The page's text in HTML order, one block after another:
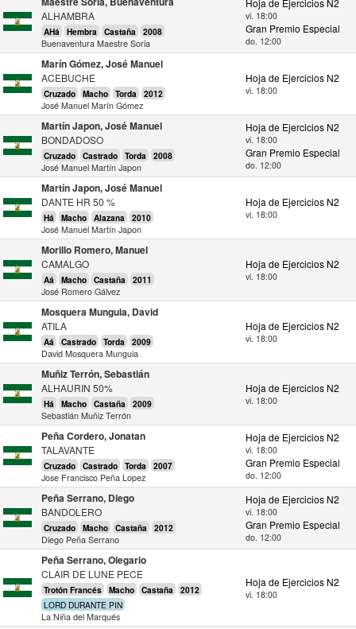
ALHAMBRA
AHá Hembra Castaña 2008
Buenaventura Maestre Soria
Hoja de Ejercicios N2
vi. 18:00
Gran Premio Especial
do. 12:00
Marín Gómez, José Manuel
ACEBUCHE
Cruzado Macho Torda 2012
José Manuel Marín Gómez
Hoja de Ejercicios N2
vi. 18:00
Martín Japon, José Manuel
BONDADOSO
Cruzado Castrado Torda 2008
José Manuel Martín Japon
Hoja de Ejercicios N2
vi. 18:00
Gran Premio Especial
do. 12:00
Martín Japon, José Manuel
DANTE HR 50 %
Há Macho Alazana 2010
José Manuel Martín Japon
Hoja de Ejercicios N2
vi. 18:00
Morillo Romero, Manuel
CAMALGO
Aá Macho Castaña 2011
José Romero Gálvez
Hoja de Ejercicios N2
vi. 18:00
Mosquera Munguia, David
ATILA
Aá Castrado Torda 2009
David Mosquera Munguia
Hoja de Ejercicios N2
vi. 18:00
Muñiz Terrón, Sebastián
ALHAURIN 50%
Há Macho Castaña 2009
Sebastián Muñiz Terrón
Hoja de Ejercicios N2
vi. 18:00
Peña Cordero, Jonatan
TALAVANTE
Cruzado Castrado Torda 2007
Jose Francisco Peña Lopez
Hoja de Ejercicios N2
vi. 18:00
Gran Premio Especial
do. 12:00
Peña Serrano, Diego
BANDOLERO
Cruzado Macho Castaña 2012
Diego Peña Serrano
Hoja de Ejercicios N2
vi. 18:00
Gran Premio Especial
do. 12:00
Peña Serrano, Olegario
CLAIR DE LUNE PECE
Trotón Francés Macho Castaña 2012
LORD DURANTE PIN
La Niña del Marqués
Hoja de Ejercicios N2
vi. 18:00